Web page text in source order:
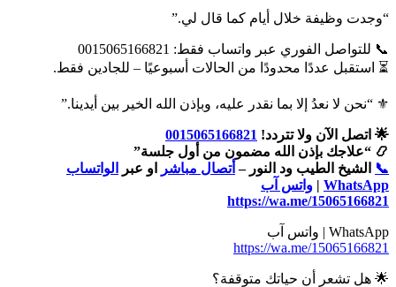
“وجدت وظيفة خلال أيام كما قال لي.”
📞 للتواصل الفوري عبر واتساب فقط: 0015065166821
⏳ استقبل عددًا محدودًا من الحالات أسبوعيًا – للجادين فقط.
⚜️ “نحن لا نعدُ إلا بما نقدر عليه، وبإذن الله الخير بين أيدينا.”
🌟 اتصل الآن ولا تتردد! 0015065166821
📿 “علاجك بإذن الله مضمون من أول جلسة”
📞
الشيخ الطيب ود النور – أتصال مباشر او عبر
الواتساب
WhatsApp
| واتس آب
https://wa.me/15065166821
WhatsApp | واتس آب
https://wa.me/15065166821
🌟 هل تشعر أن حياتك متوقفة؟